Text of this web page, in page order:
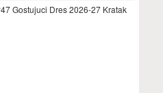
Gostujuci Dres 2026-27 Kratak